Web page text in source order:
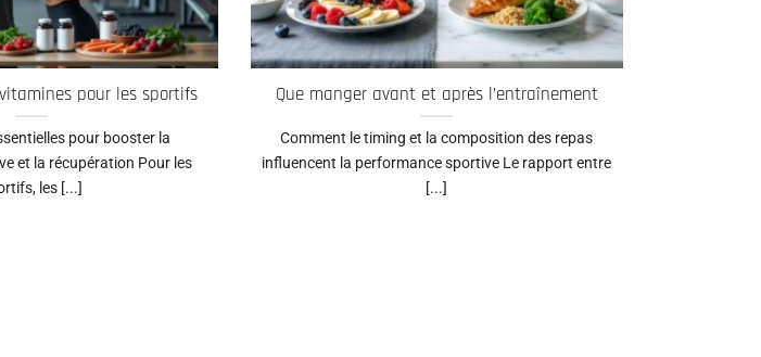
pour les sportifs
pour booster la
et la récupération Pour les
les [...]
Que manger avant et après l’entraînement
Comment le timing et la composition des repas
influencent la performance sportive Le rapport entre
[...]